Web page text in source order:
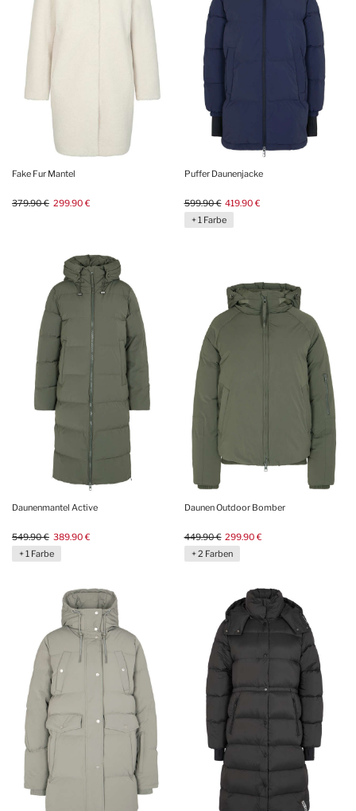
Fake Fur Mantel
379.90 € 299.90 €
Puffer Daunenjacke
599.90 € 419.90 €
+ 1 Farbe
Daunenmantel Active
549.90 € 389.90 €
+ 1 Farbe
Daunen Outdoor Bomber
449.90 € 299.90 €
+ 2 Farben